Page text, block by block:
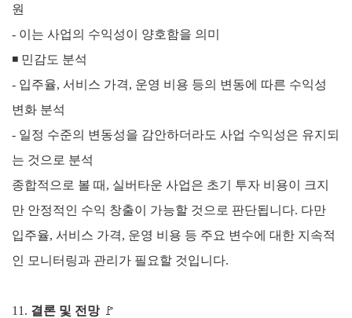
원
- 이는 사업의 수익성이 양호함을 의미
◾ 민감도 분석
- 입주율, 서비스 가격, 운영 비용 등의 변동에 따른 수익성
변화 분석
- 일정 수준의 변동성을 감안하더라도 사업 수익성은 유지되
는 것으로 분석
종합적으로 볼 때, 실버타운 사업은 초기 투자 비용이 크지
만 안정적인 수익 창출이 가능할 것으로 판단됩니다. 다만
입주율, 서비스 가격, 운영 비용 등 주요 변수에 대한 지속적
인 모니터링과 관리가 필요할 것입니다.
11. 결론 및 전망 🚩